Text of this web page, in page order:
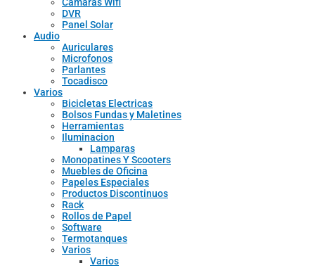
DVR
Panel Solar
Audio
Auriculares
Microfonos
Parlantes
Tocadisco
Varios
Bicicletas Electricas
Bolsos Fundas y Maletines
Herramientas
Iluminacion
Lamparas
Monopatines Y Scooters
Muebles de Oficina
Papeles Especiales
Productos Discontinuos
Rack
Rollos de Papel
Software
Termotanques
Varios
Varios